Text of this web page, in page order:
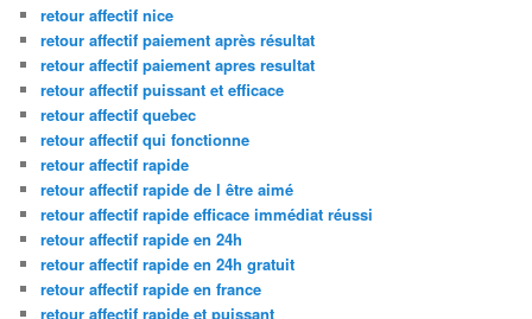
retour affectif nice
retour affectif paiement après résultat
retour affectif paiement apres resultat
retour affectif puissant et efficace
retour affectif quebec
retour affectif qui fonctionne
retour affectif rapide
retour affectif rapide de l être aimé
retour affectif rapide efficace immédiat réussi
retour affectif rapide en 24h
retour affectif rapide en 24h gratuit
retour affectif rapide en france
retour affectif rapide et puissant